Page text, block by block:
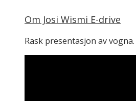
Om Josi Wismi E-drive
Rask presentasjon av vogna.